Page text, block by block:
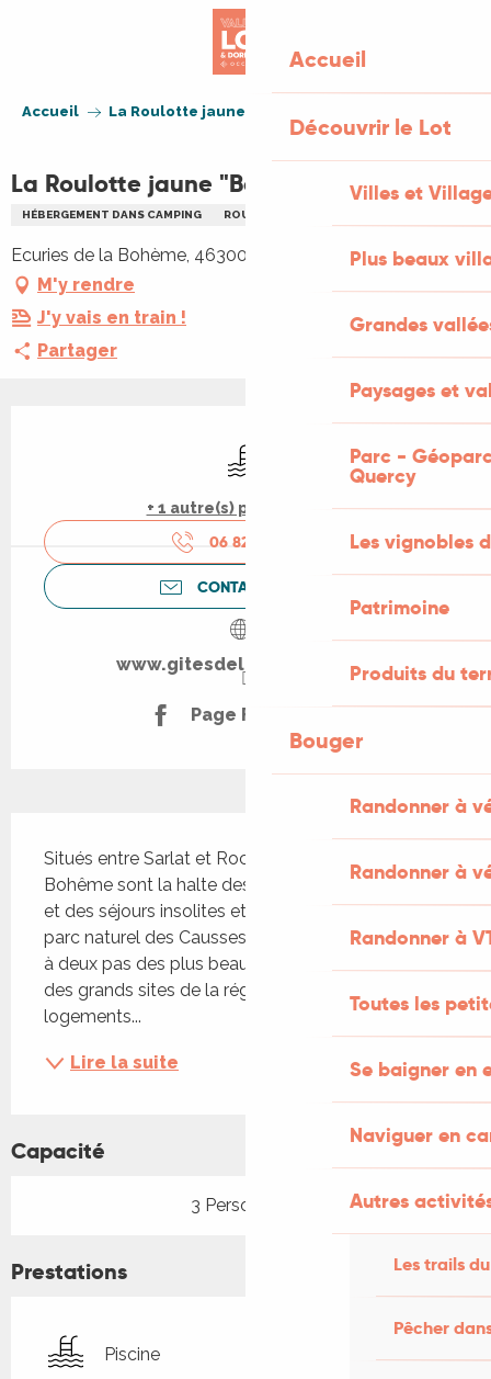
Accueil
Découvrir le Lot
Villes et
Plus beaux
Grandes
Paysages et
Parc -
Quercy
Les vignobles
Patrimoine
Produits du
Bouger
Randonner à
Randonner à
Randonner à
Toutes les
Se baigner en
Naviguer en
Autres
Les trails
Pêcher
Accueil La Roulotte jaune "Bohème"
La Roulotte jaune "Bohème"
HÉBERGEMENT DANS CAMPING ROULOTTE
Ecuries de la Bohème, 46300 Ginouillac
M'y rendre
J'y vais en train !
Partager
Ouverture et coordonnées
Piscine
+ 1 autre(s) prestation(s)
06 82 45 24
CONTACTEZ-NOUS
www.gitesdelaboheme.com
Page Facebook
Situés entre Sarlat et Rocamadour, les Gîtes de la
Bohême sont la halte des amoureux de la nature
et des séjours insolites et se trouvent au cœur du
parc naturel des Causses du Quercy dans le Lot,
à deux pas des plus beaux villages de France et
des grands sites de la région. Loin des
logements...
Lire la suite
Capacité
3 Personne(s)
Prestations
Piscine